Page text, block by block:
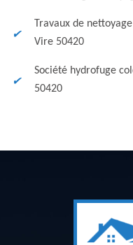
Travaux de
Vire 50420
Société hydrofuge
50420